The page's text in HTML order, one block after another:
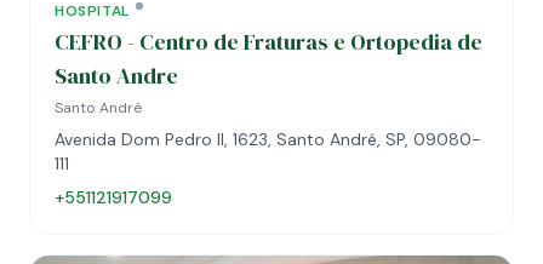
HOSPITAL
CEFRO - Centro de Fraturas e Ortopedia de
Santo Andre
Santo André
Avenida Dom Pedro II, 1623, Santo André, SP, 09080-
111
+551121917099